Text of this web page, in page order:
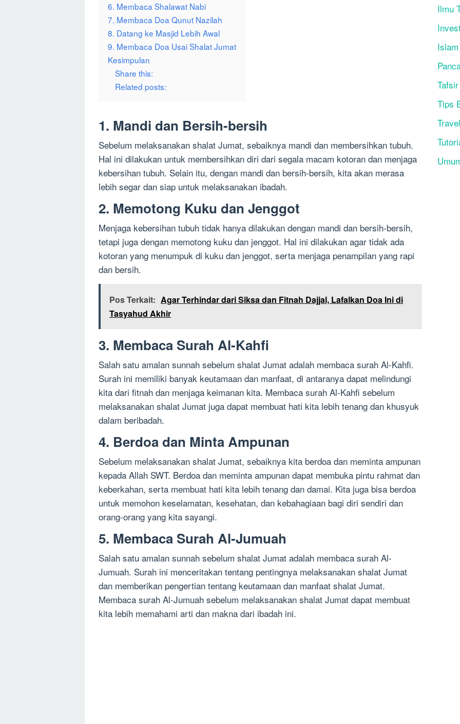
6. Membaca Shalawat Nabi
7. Membaca Doa Qunut Nazilah
8. Datang ke Masjid Lebih Awal
9. Membaca Doa Usai Shalat Jumat
Kesimpulan
Share this:
Related posts:
1. Mandi dan Bersih-bersih
Sebelum melaksanakan shalat Jumat, sebaiknya mandi dan membersihkan tubuh.
Hal ini dilakukan untuk membersihkan diri dari segala macam kotoran dan menjaga
kebersihan tubuh. Selain itu, dengan mandi dan bersih-bersih, kita akan merasa
lebih segar dan siap untuk melaksanakan ibadah.
2. Memotong Kuku dan Jenggot
Menjaga kebersihan tubuh tidak hanya dilakukan dengan mandi dan bersih-bersih,
tetapi juga dengan memotong kuku dan jenggot. Hal ini dilakukan agar tidak ada
kotoran yang menumpuk di kuku dan jenggot, serta menjaga penampilan yang rapi
dan bersih.
Pos Terkait: Agar Terhindar dari Siksa dan Fitnah Dajjal, Lafalkan Doa Ini di
Tasyahud Akhir
3. Membaca Surah Al-Kahfi
Salah satu amalan sunnah sebelum shalat Jumat adalah membaca surah Al-Kahfi.
Surah ini memiliki banyak keutamaan dan manfaat, di antaranya dapat melindungi
kita dari fitnah dan menjaga keimanan kita. Membaca surah Al-Kahfi sebelum
melaksanakan shalat Jumat juga dapat membuat hati kita lebih tenang dan khusyuk
dalam beribadah.
4. Berdoa dan Minta Ampunan
Sebelum melaksanakan shalat Jumat, sebaiknya kita berdoa dan meminta ampunan
kepada Allah SWT. Berdoa dan meminta ampunan dapat membuka pintu rahmat dan
keberkahan, serta membuat hati kita lebih tenang dan damai. Kita juga bisa berdoa
untuk memohon keselamatan, kesehatan, dan kebahagiaan bagi diri sendiri dan
orang-orang yang kita sayangi.
5. Membaca Surah Al-Jumuah
Salah satu amalan sunnah sebelum shalat Jumat adalah membaca surah Al-
Jumuah. Surah ini menceritakan tentang pentingnya melaksanakan shalat Jumat
dan memberikan pengertian tentang keutamaan dan manfaat shalat Jumat.
Membaca surah Al-Jumuah sebelum melaksanakan shalat Jumat dapat membuat
kita lebih memahami arti dan makna dari ibadah ini.
Ilmu
Tafsir
Tips